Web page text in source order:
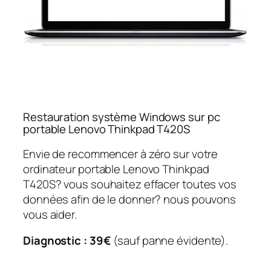
Restauration système Windows sur pc
portable Lenovo Thinkpad T420S
Envie de recommencer à zéro sur votre
ordinateur portable Lenovo Thinkpad
T420S? vous souhaitez effacer toutes vos
données afin de le donner? nous pouvons
vous aider.
Diagnostic : 39€ (sauf panne évidente).